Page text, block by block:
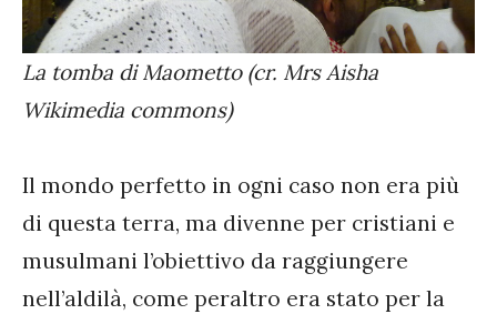
La tomba di Maometto (cr. Mrs Aisha
Wikimedia commons)
Il mondo perfetto in ogni caso non era più
di questa terra, ma divenne per cristiani e
musulmani l’obiettivo da raggiungere
nell’aldilà, come peraltro era stato per la